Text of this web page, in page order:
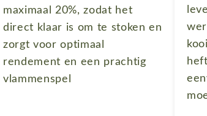
maximaal 20%, zodat het
direct klaar is om te stoken en
zorgt voor optimaal
rendement en een prachtig
vlammenspel